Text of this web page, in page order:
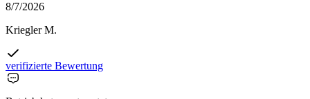
8/7/2026
Kriegler M.
verifizierte Bewertung